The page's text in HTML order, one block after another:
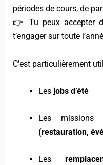
périodes de cours, de
👉 Tu peux accepter
t’engager sur toute
C’est particulièrement
Les jobs d’été
Les
(restauration,
Les